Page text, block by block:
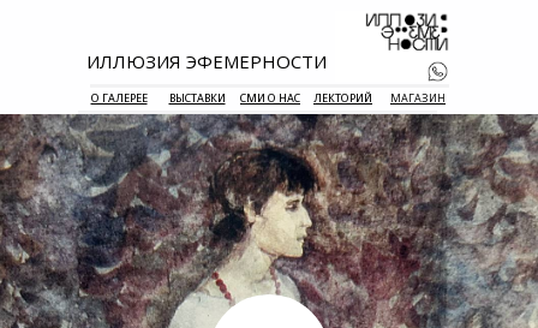
МАГАЗИН
ЛЕКТОРИЙ
СМИ О НАС
ВЫСТАВКИ
О ГАЛЕРЕЕ
ИЛЛЮЗИЯ ЭФЕМЕРНОСТИ